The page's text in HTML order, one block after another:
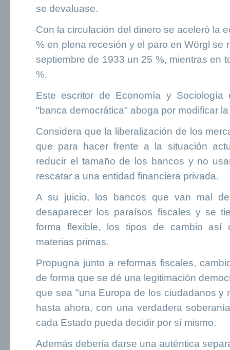
se devaluase.
Con la circulación del dinero se aceleró la
% en plena recesión y el paro en Wörgl se
septiembre de 1933 un 25 %, mientras en
%.
Este escritor de Economía y
"banca democrática" aboga por modificar
Considera que la liberalización de los
que para hacer frente a la situación
reducir el tamaño de los bancos y no
rescatar a una entidad financiera privada.
A su juicio, los bancos que van mal
desaparecer los paraísos fiscales y se
forma flexible, los tipos de cambio así
materias primas.
Propugna junto a reformas fiscales,
de forma que se dé una legitimación
que sea "una Europa de los ciudadanos y
hasta ahora, con una verdadera
cada Estado pueda decidir por sí mismo.
Además debería darse una auténtica